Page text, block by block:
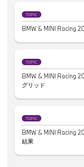
TOPIC
BMW & MINI Racing
TOPIC
BMW & MINI Racing
グリッド
TOPIC
BMW & MINI Racing
結果